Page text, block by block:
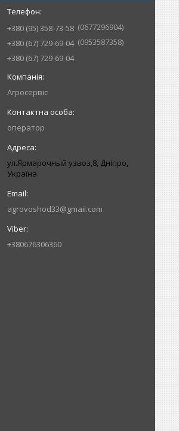
+380 (95) 358-73-58
0677296904
+380 (67) 729-69-04
0953587358
+380 (67) 729-69-04
Агросервіс
оператор
ул.Ярмарочный узвоз,8, Дніпро,
Україна
agrovoshod33@gmail.com
+380676306360